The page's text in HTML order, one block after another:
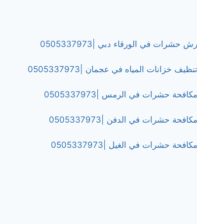
في الورقاء دبي |0505337973
خزانات المياه في عجمان |0505337973
حشرات في الرمس |0505337973
حشرات في الدفن |0505337973
حشرات في الغيل |0505337973